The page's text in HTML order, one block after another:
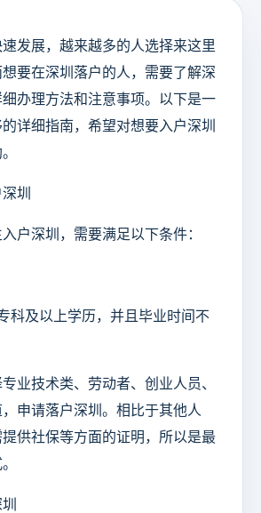
发展，越来越多的人选择来这里
要在深圳落户的人，需要了解深
办理方法和注意事项。以下是一
详细指南，希望对想要入户深圳
圳
户深圳，需要满足以下条件：
科及以上学历，并且毕业时间不
业技术类、劳动者、创业人员、
申请落户深圳。相比于其他人
供社保等方面的证明，所以是最